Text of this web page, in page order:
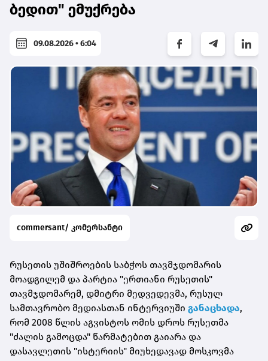
ბედით" ემუქრება
09.08.2026 • 6:04
commersant/ კომერსანტი
რუსეთის უშიშროების საბჭოს თავმჯდომარის
მოადგილემ და პარტია "ერთიანი რუსეთის"
თავმჯდომარემ, დმიტრი მედვედევმა, რუსულ
სამთავრობო მედიასთან ინტერვიუში განაცხადა,
რომ 2008 წლის აგვისტოს ომის დროს რუსეთმა
"ძალის გამოცდა" წარმატებით გაიარა და
დასავლეთის "ისტერიის" მიუხედავად მოსკოვმა